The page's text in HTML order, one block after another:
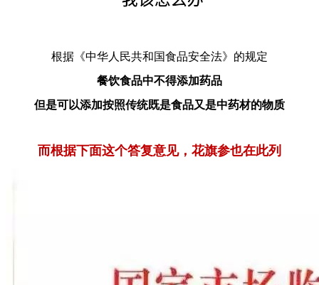
根据《中华人民共和国食品安全法》的规定
餐饮食品中不得添加药品
但是可以添加按照传统既是食品又是中药材的物质
而根据下面这个答复意见，花旗参也在此列